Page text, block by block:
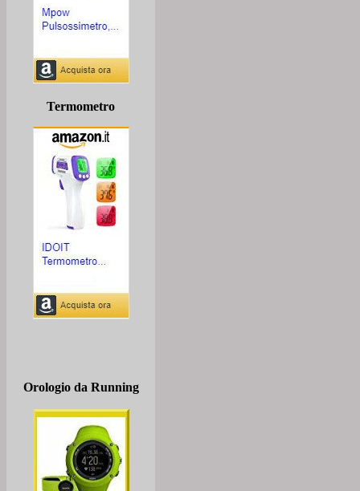
Termometro
Orologio da Running